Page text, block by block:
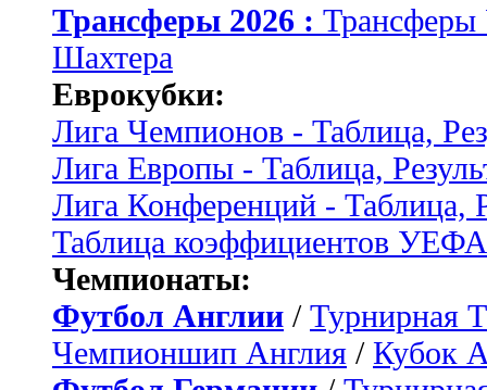
Трансферы 2026 :
Шахтера
Еврокубки:
Лига Чемпионов - Таблица,
Лига Европы - Таблица,
Лига Конференций - Таблица,
Таблица коэффициентов УЕФА
Чемпионаты:
Футбол Англии / Турнирная
Чемпионшип Англия / Кубок